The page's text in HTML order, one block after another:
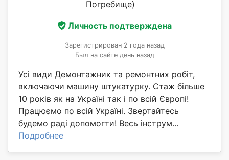
Погребище)
Личность подтверждена
Зарегистрирован 2 года назад
Был на сайте день назад
Усі види Демонтажник та ремонтних робіт,
включаючи машину штукатурку. Стаж більше
10 років як на Україні так і по всій Європі!
Працюємо по всій Україні. Звертайтесь
будемо раді допомогти! Весь інструм...
Подробнее